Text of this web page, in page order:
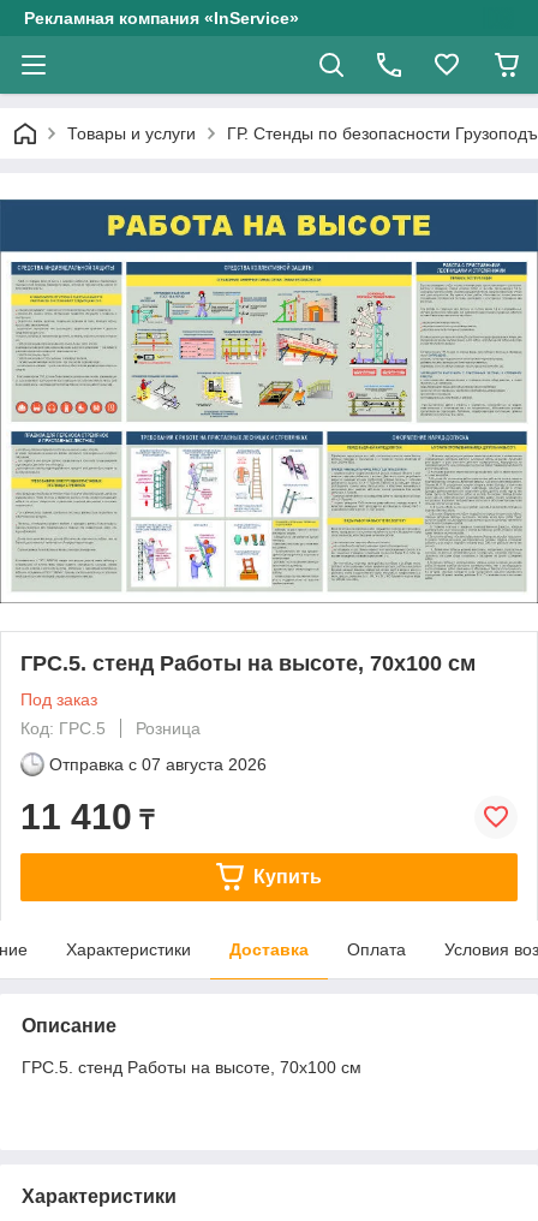
Рекламная компания «InService»
Товары и услуги ГР. Стенды по безопасности
ГРС.5. стенд Работы на высоте, 70х100 см
Под заказ
Код: ГРС.5
Розница
Отправка с 07 августа 2026
11 410 ₸
Купить
Характеристики Доставка Оплата Условия
Описание
ГРС.5. стенд Работы на высоте, 70х100 см
Характеристики